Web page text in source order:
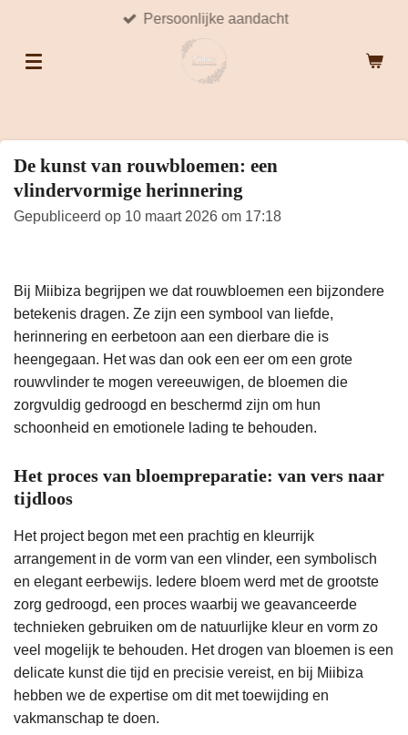
naar
Persoonlijke aandacht
De kunst van rouwbloemen: een
vlindervormige herinnering
Gepubliceerd op 10 maart 2026 om 17:18
Bij Miibiza begrijpen we dat rouwbloemen een bijzondere
betekenis dragen. Ze zijn een symbool van liefde,
herinnering en eerbetoon aan een dierbare die is
heengegaan. Het was dan ook een eer om een grote
rouwvlinder te mogen vereeuwigen, de bloemen die
zorgvuldig gedroogd en beschermd zijn om hun
schoonheid en emotionele lading te behouden.
Het proces van bloempreparatie: van vers naar
tijdloos
Het project begon met een prachtig en kleurrijk
arrangement in de vorm van een vlinder, een symbolisch
en elegant eerbewijs. Iedere bloem werd met de grootste
zorg gedroogd, een proces waarbij we geavanceerde
technieken gebruiken om de natuurlijke kleur en vorm zo
veel mogelijk te behouden. Het drogen van bloemen is een
delicate kunst die tijd en precisie vereist, en bij Miibiza
hebben we de expertise om dit met toewijding en
vakmanschap te doen.